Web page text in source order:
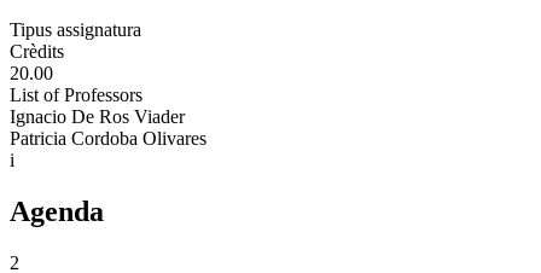
Tipus assignatura
Crèdits
20.00
List of Professors
Ignacio De Ros Viader
Patricia Cordoba Olivares
i
Agenda
2